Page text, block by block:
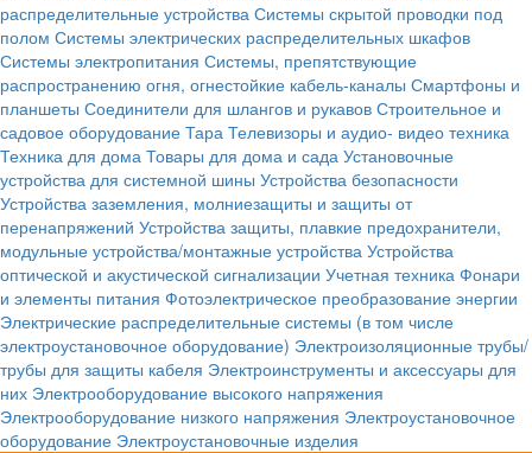
распределительные устройства Системы скрытой проводки под
полом Системы электрических распределительных шкафов
Системы электропитания Системы, препятствующие
распространению огня, огнестойкие кабель-каналы Смартфоны и
планшеты Соединители для шлангов и рукавов Строительное и
садовое оборудование Тара Телевизоры и аудио- видео техника
Техника для дома Товары для дома и сада Установочные
устройства для системной шины Устройства безопасности
Устройства заземления, молниезащиты и защиты от
перенапряжений Устройства защиты, плавкие предохранители,
модульные устройства/монтажные устройства Устройства
оптической и акустической сигнализации Учетная техника Фонари
и элементы питания Фотоэлектрическое преобразование энергии
Электрические распределительные системы (в том числе
электроустановочное оборудование) Электроизоляционные трубы/
трубы для защиты кабеля Электроинструменты и аксессуары для
них Электрооборудование высокого напряжения
Электрооборудование низкого напряжения Электроустановочное
оборудование Электроустановочные изделия